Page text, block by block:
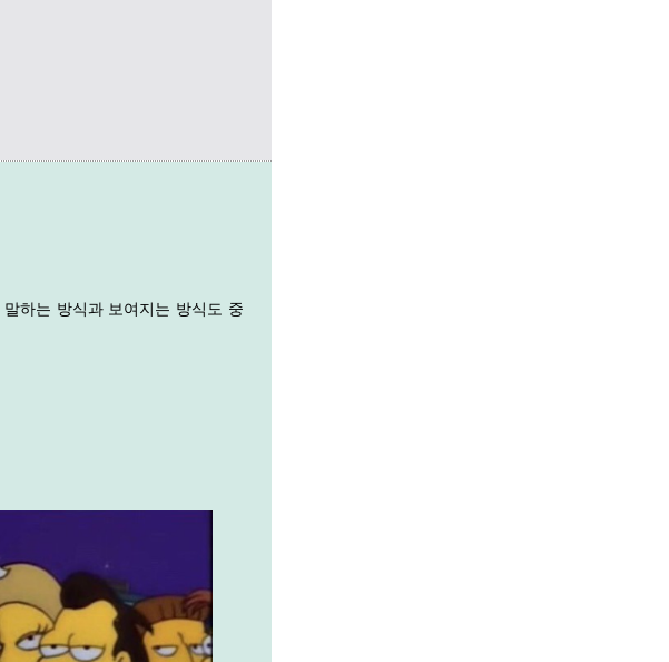
말하는 방식과 보여지는 방식 도 중